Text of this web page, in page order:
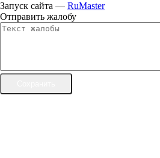
Запуск сайта — RuMaster
Отправить жалобу